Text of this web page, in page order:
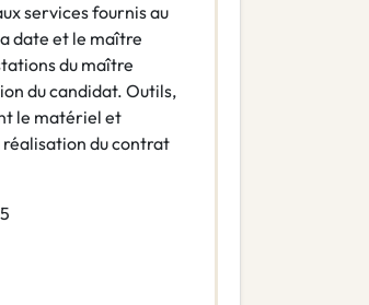
services fournis au
date et le maître
du maître
du candidat. Outils,
le matériel et
du contrat